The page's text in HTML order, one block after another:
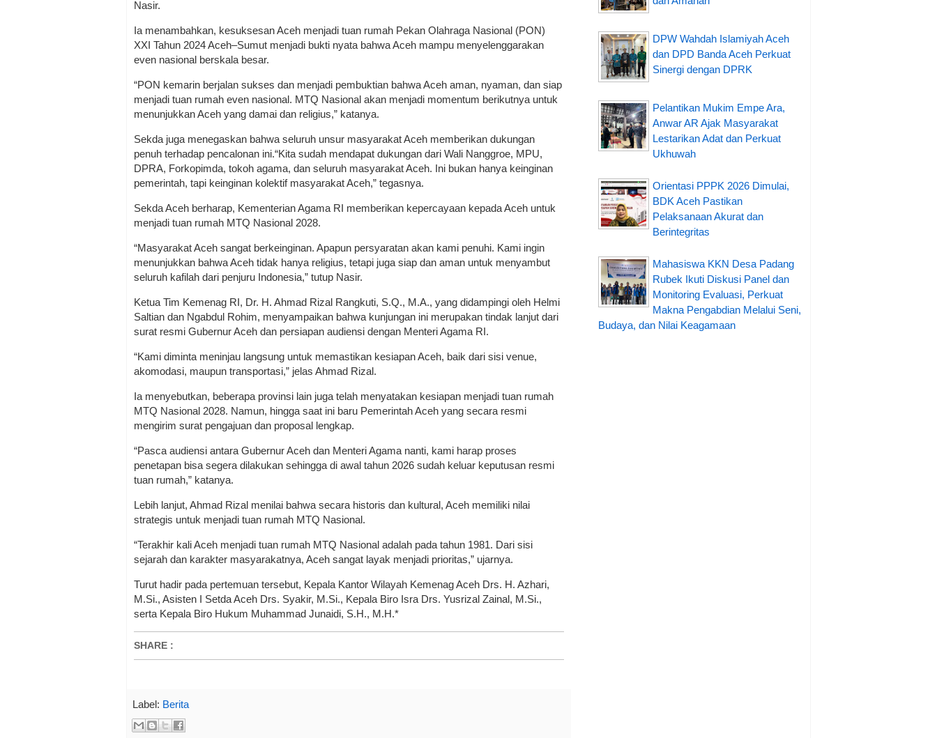
Nasir.
Ia menambahkan, kesuksesan Aceh menjadi tuan rumah Pekan Olahraga Nasional (PON)
XXI Tahun 2024 Aceh–Sumut menjadi bukti nyata bahwa Aceh mampu menyelenggarakan
even nasional berskala besar.
“PON kemarin berjalan sukses dan menjadi pembuktian bahwa Aceh aman, nyaman, dan siap
menjadi tuan rumah even nasional. MTQ Nasional akan menjadi momentum berikutnya untuk
menunjukkan Aceh yang damai dan religius,” katanya.
Sekda juga menegaskan bahwa seluruh unsur masyarakat Aceh memberikan dukungan
penuh terhadap pencalonan ini.“Kita sudah mendapat dukungan dari Wali Nanggroe, MPU,
DPRA, Forkopimda, tokoh agama, dan seluruh masyarakat Aceh. Ini bukan hanya keinginan
pemerintah, tapi keinginan kolektif masyarakat Aceh,” tegasnya.
Sekda Aceh berharap, Kementerian Agama RI memberikan kepercayaan kepada Aceh untuk
menjadi tuan rumah MTQ Nasional 2028.
“Masyarakat Aceh sangat berkeinginan. Apapun persyaratan akan kami penuhi. Kami ingin
menunjukkan bahwa Aceh tidak hanya religius, tetapi juga siap dan aman untuk menyambut
seluruh kafilah dari penjuru Indonesia,” tutup Nasir.
Ketua Tim Kemenag RI, Dr. H. Ahmad Rizal Rangkuti, S.Q., M.A., yang didampingi oleh Helmi
Saltian dan Ngabdul Rohim, menyampaikan bahwa kunjungan ini merupakan tindak lanjut dari
surat resmi Gubernur Aceh dan persiapan audiensi dengan Menteri Agama RI.
“Kami diminta meninjau langsung untuk memastikan kesiapan Aceh, baik dari sisi venue,
akomodasi, maupun transportasi,” jelas Ahmad Rizal.
Ia menyebutkan, beberapa provinsi lain juga telah menyatakan kesiapan menjadi tuan rumah
MTQ Nasional 2028. Namun, hingga saat ini baru Pemerintah Aceh yang secara resmi
mengirim surat pengajuan dan proposal lengkap.
“Pasca audiensi antara Gubernur Aceh dan Menteri Agama nanti, kami harap proses
penetapan bisa segera dilakukan sehingga di awal tahun 2026 sudah keluar keputusan resmi
tuan rumah,” katanya.
Lebih lanjut, Ahmad Rizal menilai bahwa secara historis dan kultural, Aceh memiliki nilai
strategis untuk menjadi tuan rumah MTQ Nasional.
“Terakhir kali Aceh menjadi tuan rumah MTQ Nasional adalah pada tahun 1981. Dari sisi
sejarah dan karakter masyarakatnya, Aceh sangat layak menjadi prioritas,” ujarnya.
Turut hadir pada pertemuan tersebut, Kepala Kantor Wilayah Kemenag Aceh Drs. H. Azhari,
M.Si., Asisten I Setda Aceh Drs. Syakir, M.Si., Kepala Biro Isra Drs. Yusrizal Zainal, M.Si.,
serta Kepala Biro Hukum Muhammad Junaidi, S.H., M.H.*
SHARE :
Label: Berita
DPW Wahdah Islamiyah Aceh
dan DPD Banda Aceh Perkuat
Sinergi dengan DPRK
Pelantikan Mukim Empe Ara,
Anwar AR Ajak Masyarakat
Lestarikan Adat dan Perkuat
Ukhuwah
Orientasi PPPK 2026 Dimulai,
BDK Aceh Pastikan
Pelaksanaan Akurat dan
Berintegritas
Mahasiswa KKN Desa Padang
Rubek Ikuti Diskusi Panel dan
Monitoring Evaluasi, Perkuat
Makna Pengabdian Melalui Seni,
Budaya, dan Nilai Keagamaan